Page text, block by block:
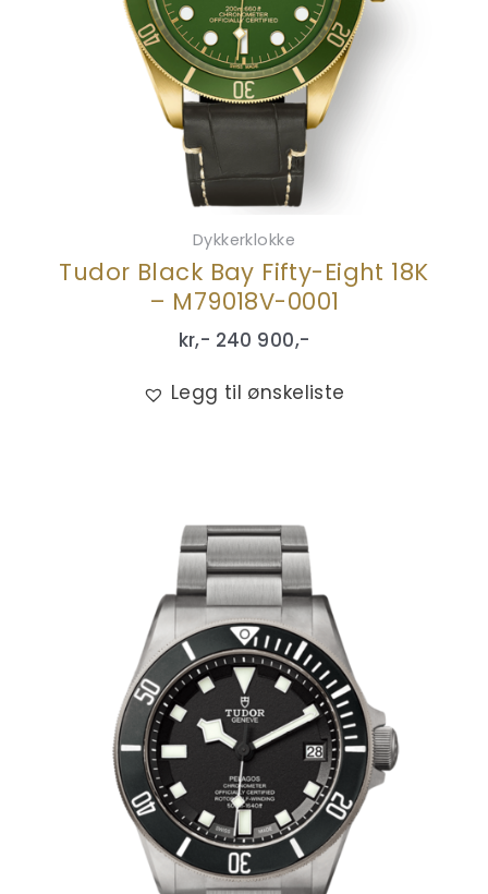
Dykkerklokke
Tudor Black Bay Fifty-Eight 18K
– M79018V-0001
kr,- 240 900,-
Legg til ønskeliste